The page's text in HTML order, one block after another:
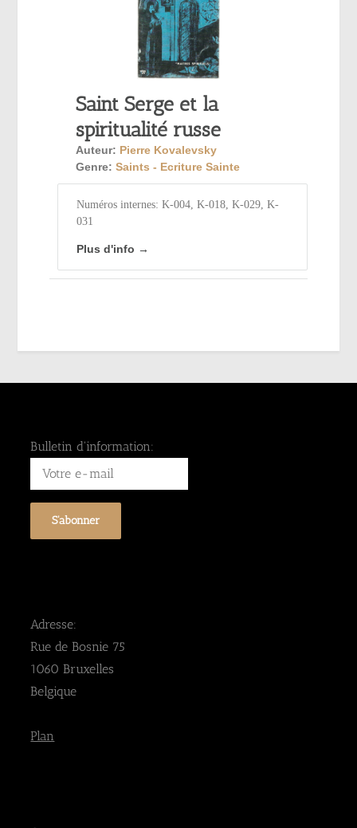
Saint Serge et la
spiritualité russe
Auteur: Pierre Kovalevsky
Genre: Saints - Ecriture Sainte
Numéros internes: K-004, K-018, K-029, K-
031
Plus d'info →
Bulletin d'information:
Adresse:
Rue de Bosnie 75
1060 Bruxelles
Belgique
Plan